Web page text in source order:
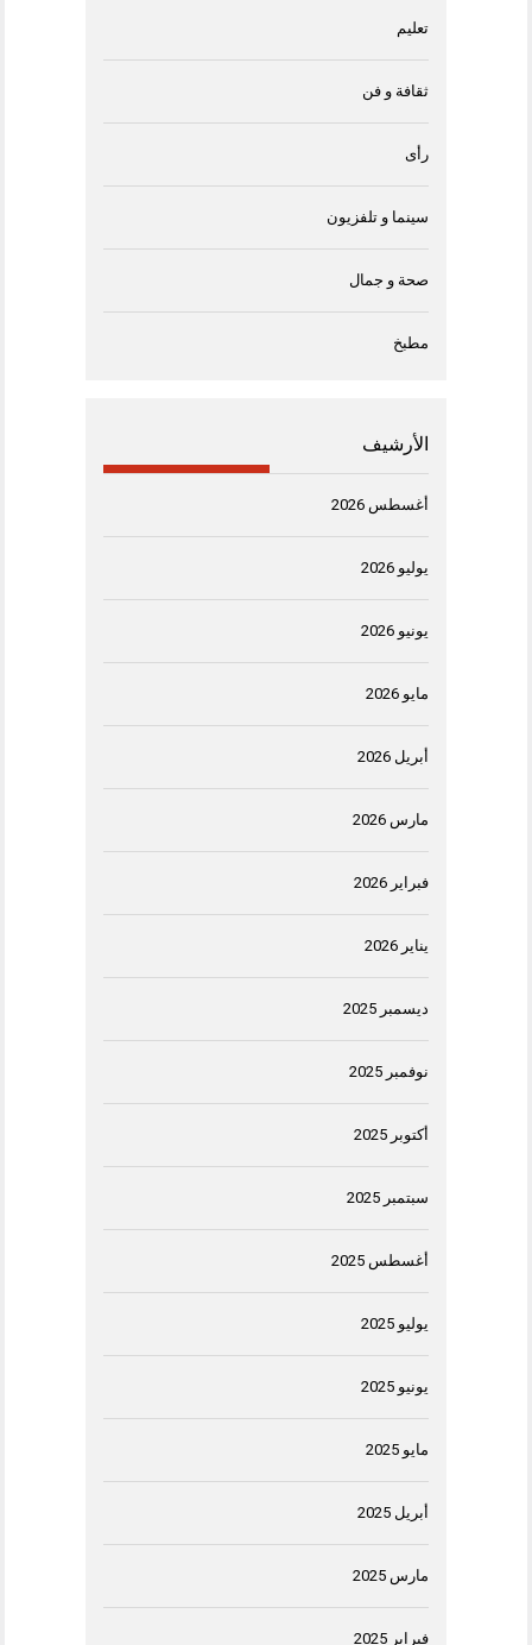
تعليم
ثقافة و فن
رأى
سينما و تلفزيون
صحة و جمال
مطبخ
الأرشيف
أغسطس 2026
يوليو 2026
يونيو 2026
مايو 2026
أبريل 2026
مارس 2026
فبراير 2026
يناير 2026
ديسمبر 2025
نوفمبر 2025
أكتوبر 2025
سبتمبر 2025
أغسطس 2025
يوليو 2025
يونيو 2025
مايو 2025
أبريل 2025
مارس 2025
فبراير 2025